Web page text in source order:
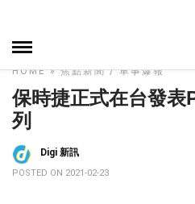
HOME»焦點新聞 車事爆報
保時捷正式在台發表
列
Digi 新訊
POSTED ON 2021-02-23